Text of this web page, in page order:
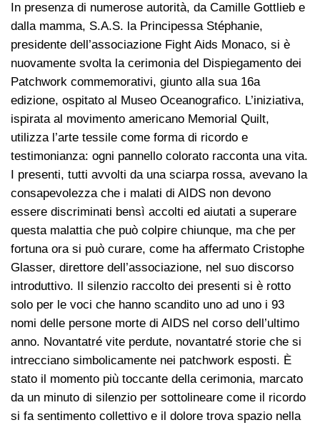
In presenza di numerose autorità, da Camille Gottlieb e
dalla mamma, S.A.S. la Principessa Stéphanie,
presidente dell’associazione Fight Aids Monaco, si è
nuovamente svolta la cerimonia del Dispiegamento dei
Patchwork commemorativi, giunto alla sua 16a
edizione, ospitato al Museo Oceanografico. L’iniziativa,
ispirata al movimento americano Memorial Quilt,
utilizza l’arte tessile come forma di ricordo e
testimonianza: ogni pannello colorato racconta una vita.
I presenti, tutti avvolti da una sciarpa rossa, avevano la
consapevolezza che i malati di AIDS non devono
essere discriminati bensì accolti ed aiutati a superare
questa malattia che può colpire chiunque, ma che per
fortuna ora si può curare, come ha affermato Cristophe
Glasser, direttore dell’associazione, nel suo discorso
introduttivo. Il silenzio raccolto dei presenti si è rotto
solo per le voci che hanno scandito uno ad uno i 93
nomi delle persone morte di AIDS nel corso dell’ultimo
anno. Novantatré vite perdute, novantatré storie che si
intrecciano simbolicamente nei patchwork esposti. È
stato il momento più toccante della cerimonia, marcato
da un minuto di silenzio per sottolineare come il ricordo
si fa sentimento collettivo e il dolore trova spazio nella